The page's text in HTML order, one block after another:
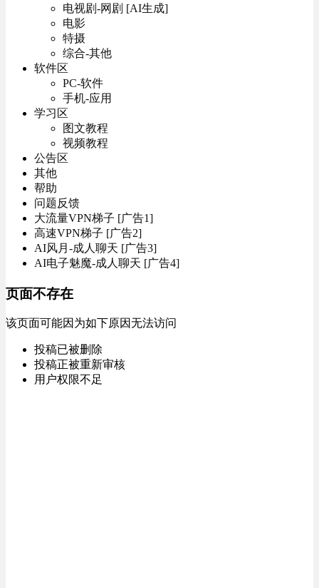
电视剧-网剧 [AI生成]
电影
特摄
综合-其他
软件区
PC-软件
手机-应用
学习区
图文教程
视频教程
公告区
其他
帮助
问题反馈
大流量VPN梯子 [广告1]
高速VPN梯子 [广告2]
AI风月-成人聊天 [广告3]
AI电子魅魔-成人聊天 [广告4]
页面不存在
该页面可能因为如下原因无法访问
投稿已被删除
投稿正被重新审核
用户权限不足